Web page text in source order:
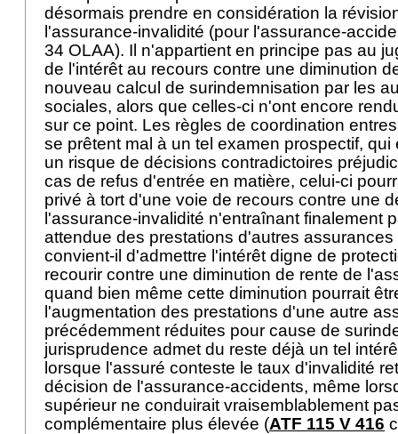
désormais prendre en considération la
l'assurance-invalidité (pour l'assurance-
34 OLAA). Il n'appartient en principe pas au
de l'intérêt au recours contre une diminution
nouveau calcul de surindemnisation par les
sociales, alors que celles-ci n'ont encore
sur ce point. Les règles de coordination
se prêtent mal à un tel examen prospectif,
un risque de décisions contradictoires
cas de refus d'entrée en matière, celui-ci
privé à tort d'une voie de recours contre une
l'assurance-invalidité n'entraînant finalement
attendue des prestations d'autres
convient-il d'admettre l'intérêt digne de
recourir contre une diminution de rente de
quand bien même cette diminution pourrait
l'augmentation des prestations d'une autre
précédemment réduites pour cause de
jurisprudence admet du reste déjà un tel
lorsque l'assuré conteste le taux d'invalidité
décision de l'assurance-accidents, même
supérieur ne conduirait vraisemblablement
complémentaire plus élevée (ATF 115 V 416